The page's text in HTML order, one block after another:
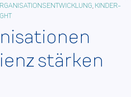
, KINDER-
stärken